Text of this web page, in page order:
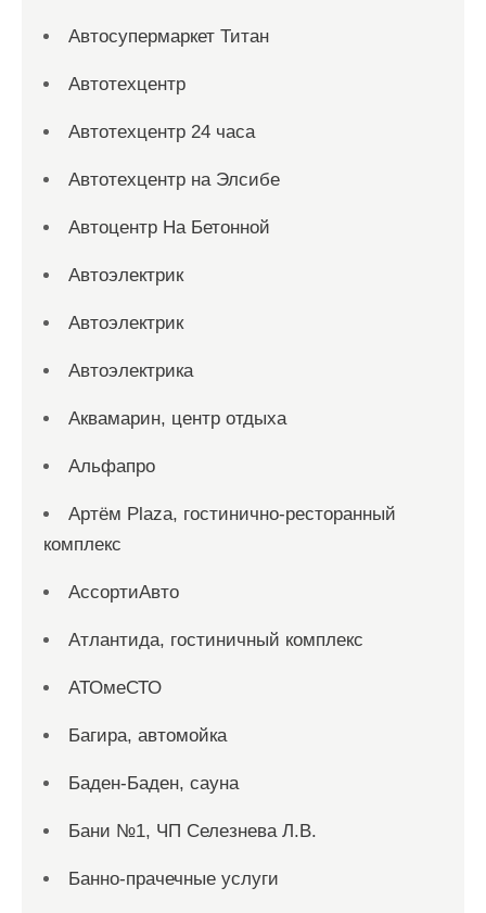
Автосупермаркет Титан
Автотехцентр
Автотехцентр 24 часа
Автотехцентр на Элсибе
Автоцентр На Бетонной
Автоэлектрик
Автоэлектрик
Автоэлектрика
Аквамарин, центр отдыха
Альфапро
Артём Plaza, гостинично-ресторанный
комплекс
АссортиАвто
Атлантида, гостиничный комплекс
АТОмеСТО
Багира, автомойка
Баден-Баден, сауна
Бани №1, ЧП Селезнева Л.В.
Банно-прачечные услуги